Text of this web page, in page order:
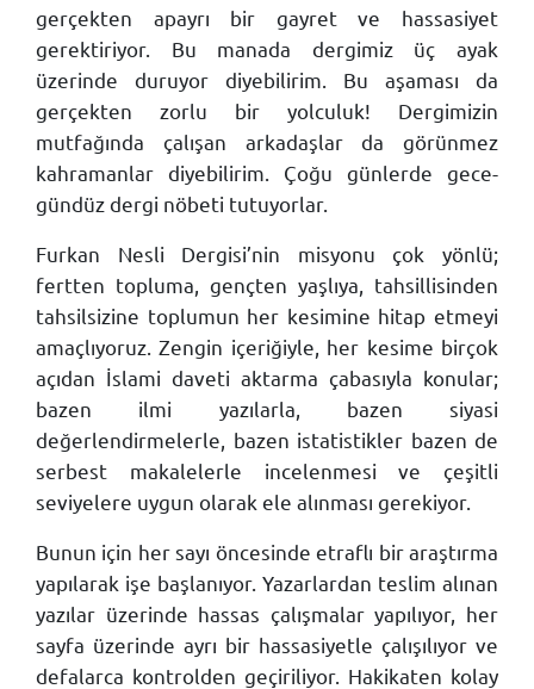
gerçekten apayrı bir gayret ve hassasiyet
gerektiriyor. Bu manada dergimiz üç ayak
üzerinde duruyor diyebilirim. Bu aşaması da
gerçekten zorlu bir yolculuk! Dergimizin
mutfağında çalışan arkadaşlar da görünmez
kahramanlar diyebilirim. Çoğu günlerde gece-
gündüz dergi nöbeti tutuyorlar.
Furkan Nesli Dergisi’nin misyonu çok yönlü;
fertten topluma, gençten yaşlıya, tahsillisinden
tahsilsizine toplumun her kesimine hitap etmeyi
amaçlıyoruz. Zengin içeriğiyle, her kesime birçok
açıdan İslami daveti aktarma çabasıyla konular;
bazen ilmi yazılarla, bazen siyasi
değerlendirmelerle, bazen istatistikler bazen de
serbest makalelerle incelenmesi ve çeşitli
seviyelere uygun olarak ele alınması gerekiyor.
Bunun için her sayı öncesinde etraflı bir araştırma
yapılarak işe başlanıyor. Yazarlardan teslim alınan
yazılar üzerinde hassas çalışmalar yapılıyor, her
sayfa üzerinde ayrı bir hassasiyetle çalışılıyor ve
defalarca kontrolden geçiriliyor. Hakikaten kolay